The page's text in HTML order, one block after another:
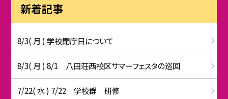
新着記事
8/3( 月 ) 学校閉庁日について
8/3( 月 ) 8/1 八田荘西校区サマーフェスタの巡回
7/22( 水 ) 7/22 学校群 研修